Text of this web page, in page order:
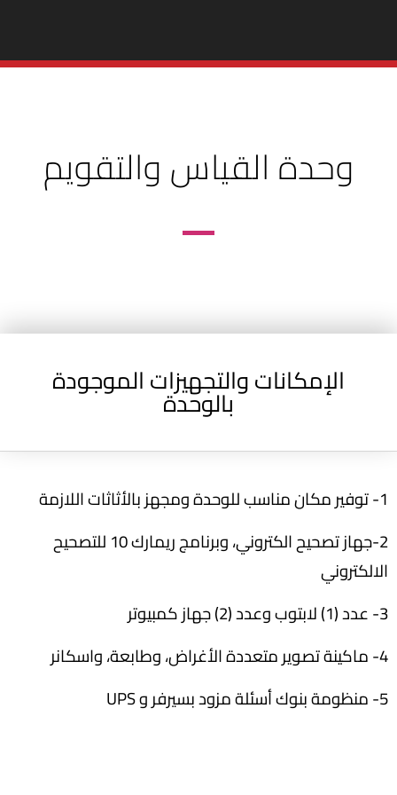
وحدة القياس والتقويم
الإمكانات والتجهيزات الموجودة
بالوحدة
1- توفير مكان مناسب للوحدة ومجهز بالأثاثات اللازمة
2-جهاز تصحيح الكتروني، وبرنامج ريمارك 10 للتصحيح
الالكتروني
3- عدد (1) لابتوب وعدد (2) جهاز كمبيوتر
4- ماكينة تصوير متعددة الأغراض، وطابعة، واسكانر
5- منظومة بنوك أسئلة مزود بسيرفر و UPS